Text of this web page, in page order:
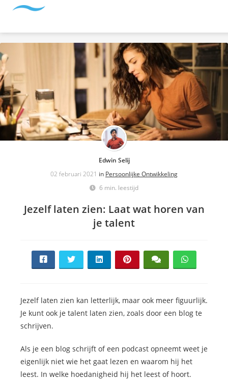
Edwin Selij
02 februari 2021 in Persoonlijke Ontwikkeling
6 min. leestijd
Jezelf laten zien: Laat wat horen van
je talent
Jezelf laten zien kan letterlijk, maar ook meer figuurlijk.
Je kunt ook je talent laten zien, zoals door een blog te
schrijven.
Als je een blog schrijft of een podcast opneemt weet je
eigenlijk niet wie het gaat lezen en waarom hij het
leest. In welke hoedanigheid hij het leest of hoort.